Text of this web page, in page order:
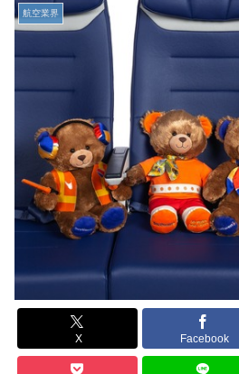
航空業界
X Facebook